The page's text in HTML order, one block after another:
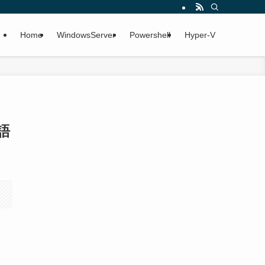
Home WindowsServer Powershell Hyper-V